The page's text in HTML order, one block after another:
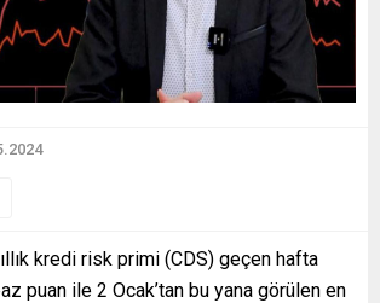
kredi risk primi (CDS) geçen hafta
puan ile 2 Ocak’tan bu yana görülen en